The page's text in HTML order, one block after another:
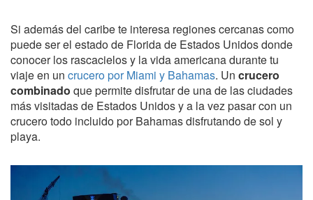
Si además del caribe te interesa regiones cercanas como
puede ser el estado de Florida de Estados Unidos donde
conocer los rascacielos y la vida americana durante tu
viaje en un crucero por Miami y Bahamas. Un crucero
combinado que permite disfrutar de una de las ciudades
más visitadas de Estados Unidos y a la vez pasar con un
crucero todo incluido por Bahamas disfrutando de sol y
playa.